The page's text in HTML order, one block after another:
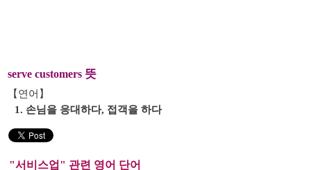
serve customers 뜻
【연어】
1. 손님을 응대하다, 접객을 하다
"서비스업" 관련 영어 단어